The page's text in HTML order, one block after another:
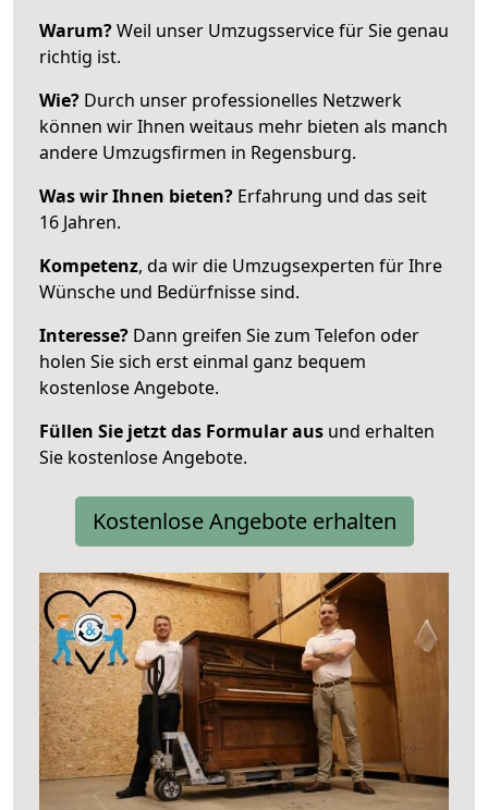
Warum?Weil unser Umzugsservice für Sie genau
richtig ist.
Wie? Durch unser professionelles Netzwerk
können wir Ihnen weitaus mehr bieten als manch
andere Umzugsfirmen in Regensburg.
Was wir Ihnen bieten? Erfahrung und das seit
16 Jahren.
Kompetenz, da wir die Umzugsexperten für Ihre
Wünsche und Bedürfnisse sind.
Interesse? Dann greifen Sie zum Telefon oder
holen Sie sich erst einmal ganz bequem
kostenlose Angebote.
Füllen Sie jetzt das Formular aus und erhalten
Sie kostenlose Angebote.
Kostenlose Angebote erhalten